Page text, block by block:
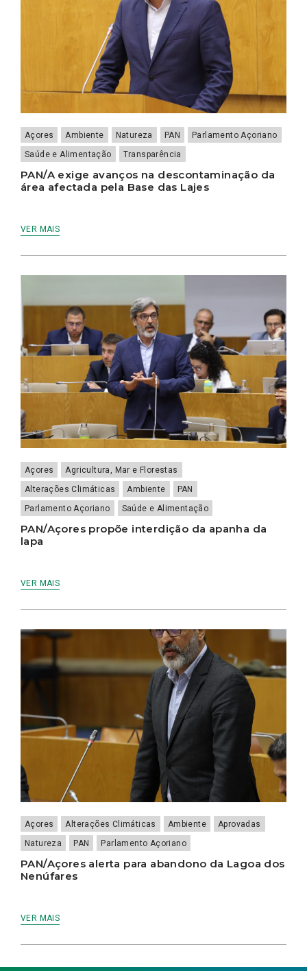
Açores Ambiente Natureza PAN
Parlamento Açoriano
Saúde e Alimentação
Transparência
PAN/A exige avanços na descontaminação da
área afectada pela Base das Lajes
VER MAIS
Açores
Agricultura, Mar e Florestas
Alterações Climáticas
Ambiente
PAN
Parlamento Açoriano
Saúde e Alimentação
PAN/Açores propõe interdição da apanha da
lapa
VER MAIS
Açores Alterações Climáticas Ambiente
Aprovadas
Natureza
PAN Parlamento Açoriano
PAN/Açores alerta para abandono da Lagoa dos
Nenúfares
VER MAIS